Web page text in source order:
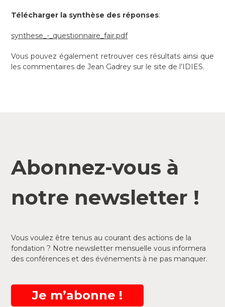
Télécharger la synthèse des réponses:
synthese_-_questionnaire_fair.pdf
Vous pouvez également retrouver ces résultats ainsi que
les commentaires de Jean Gadrey sur le site de l’IDIES.
Abonnez-vous à
notre newsletter !
Vous voulez être tenus au courant des actions de la
fondation ? Notre newsletter mensuelle vous informera
des conférences et des événements à ne pas manquer.
Je m’abonne !